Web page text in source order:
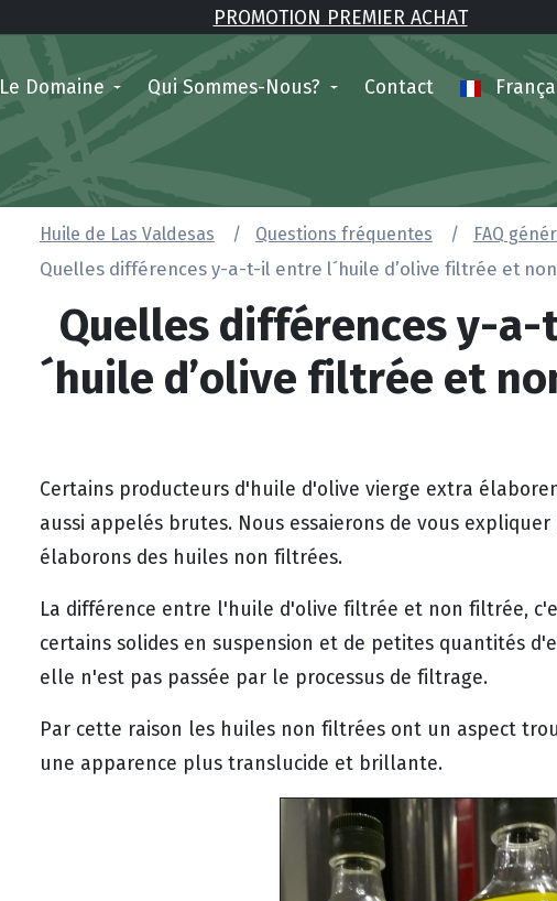
PROMOTION PREMIER ACHAT
Le Domaine Qui Sommes-Nous? Contact
Huile de Las Valdesas Questions fréquentes
FAQ
Quelles différences y-a-t-il entre l´huile d’olive filtrée et
Quelles différences y-
´huile d’olive filtrée et
Certains producteurs d'huile d'olive vierge extra
aussi appelés brutes. Nous essaierons de vous
élaborons des huiles non filtrées.
La différence entre l'huile d'olive filtrée et non filtrée,
certains solides en suspension et de petites quantités
elle n'est pas passée par le processus de filtrage.
Par cette raison les huiles non filtrées ont un aspect
une apparence plus translucide et brillante.